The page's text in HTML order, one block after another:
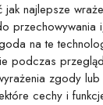
jak najlepsze
przechowywania
na te
podczas
zgody
cechy i
Brak